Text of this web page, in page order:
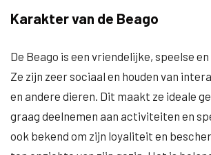
Karakter van de Beago
De Beago is een vriendelijke, speelse
Ze zijn zeer sociaal en houden van
en andere dieren. Dit maakt ze ideale
graag deelnemen aan activiteiten en
ook bekend om zijn loyaliteit en